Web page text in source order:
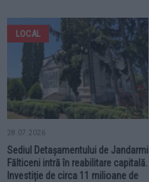
LOCAL
28.07.2026
Sediul Detașamentului de Jandarmi
Fălticeni intră în reabilitare capitală.
Investiție de circa 11 milioane de